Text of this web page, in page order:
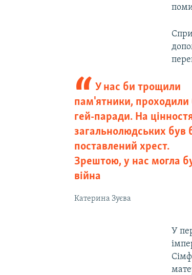
У нас би трощили
пам'ятники, проходили
гей-паради. На
загальнолюдських був
поставлений хрест.
Зрештою, у нас могла
війна
Катерина Зуєва
У